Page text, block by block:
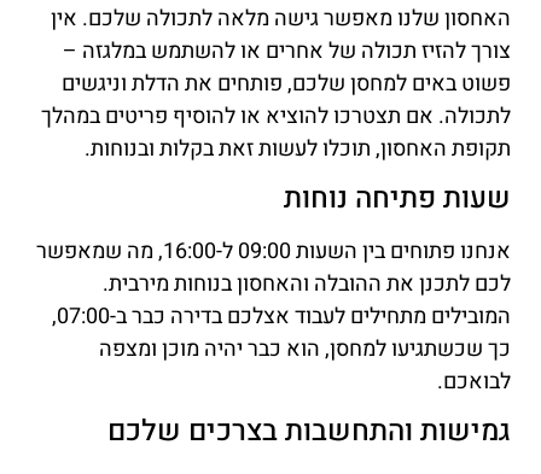
האחסון שלנו מאפשר גישה מלאה לתכולה שלכם. אין
צורך להזיז תכולה של אחרים או להשתמש במלגזה –
פשוט באים למחסן שלכם, פותחים את הדלת וניגשים
לתכולה. אם תצטרכו להוציא או להוסיף פריטים במהלך
תקופת האחסון, תוכלו לעשות זאת בקלות ובנוחות.
שעות פתיחה נוחות
אנחנו פתוחים בין השעות 09:00 ל-16:00, מה שמאפשר
לכם לתכנן את ההובלה והאחסון בנוחות מירבית.
המובילים מתחילים לעבוד אצלכם בדירה כבר ב-07:00,
כך שכשתגיעו למחסן, הוא כבר יהיה מוכן ומצפה
לבואכם.
גמישות והתחשבות בצרכים שלכם